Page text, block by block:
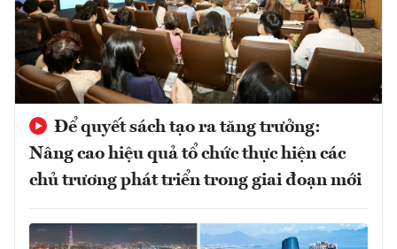
Để quyết sách tạo ra tăng trưởng:
Nâng cao hiệu quả tổ chức thực hiện các
chủ trương phát triển trong giai đoạn mới